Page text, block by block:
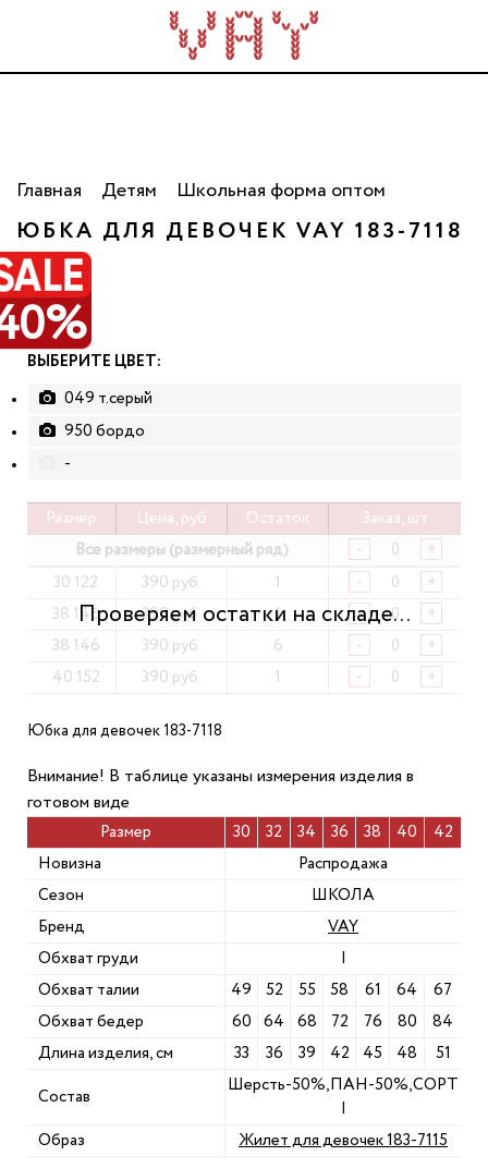
Трикотаж для всей семьи. Сделано в России. Опт
от 5 000 рублей.
Главная Детям Школьная форма оптом
ЮБКА ДЛЯ ДЕВОЧЕК VAY 183-7118
РАСПРОДАЖА
ВЫБЕРИТЕ ЦВЕТ:
049 т.серый
950 бордо
-
Размер Цена, руб Остаток
Заказ, шт
Все размеры (размерный ряд)
- +
30 122 390 руб. 1 - +
38 146 390 руб. 1 - +
38 146 390 руб. 6 - +
40 152 390 руб. 1 - +
Юбка для девочек 183-7118
Внимание! В таблице указаны измерения изделия в
готовом виде
Размер 30 32 34 36 38 40
42
Новизна
Распродажа
Сезон
ШКОЛА
Бренд
VAY
Обхват груди
Обхват талии
49 52 55 58 61 64
67
Обхват бедер
60 64 68 72 76 80
84
Длина изделия, см
33 36 39 42 45 48 51
Состав
Шерсть-50%,ПАН-50%,СОРТ
Образ
Жилет для девочек 183-7115